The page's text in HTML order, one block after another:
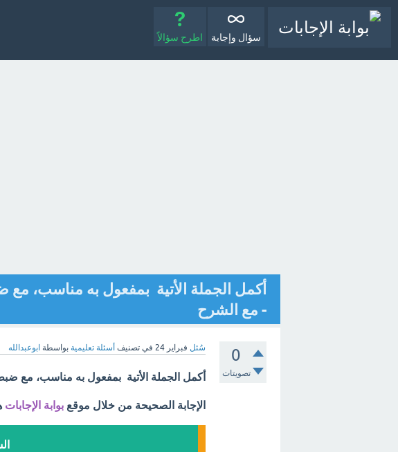
سؤال وإجابة اطرح سؤالاً
أكمل الجملة الأتية بمفعول به مناسب،
- مع الشرح
0
تصويتات
سُئل فبراير 24 في تصنيف أسئلة تعليمية بواسطة ابوعبدالله
أكمل الجملة الأتية بمفعول به مناسب، مع
الإجابة الصحيحة من خلال موقع بوابة الإجابات